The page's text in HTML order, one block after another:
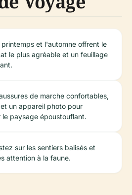
printemps et l'automne offrent le
le plus agréable et un feuillage
de marche confortables,
un appareil photo pour
le paysage époustouflant.
sur les sentiers balisés et
attention à la faune.